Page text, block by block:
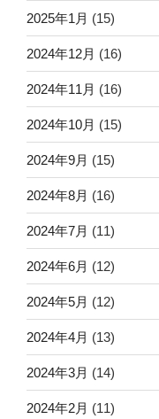
2025年1月 (15)
2024年12月 (16)
2024年11月 (16)
2024年10月 (15)
2024年9月 (15)
2024年8月 (16)
2024年7月 (11)
2024年6月 (12)
2024年5月 (12)
2024年4月 (13)
2024年3月 (14)
2024年2月 (11)